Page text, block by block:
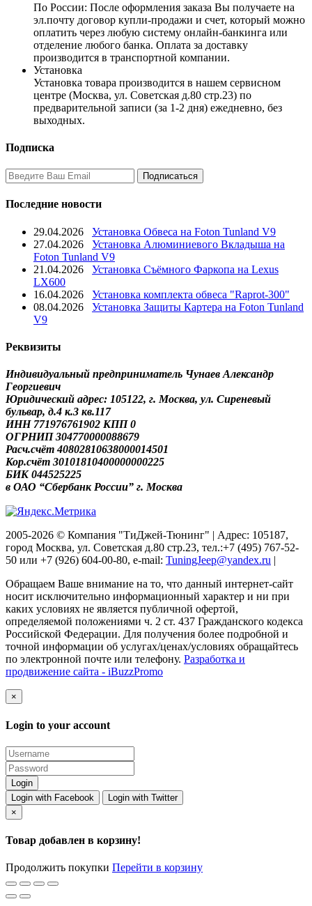
По России: После оформления заказа Вы получаете на
эл.почту договор купли-продажи и счет, который можно
оплатить через любую систему онлайн-банкинга или
отделение любого банка. Оплата за доставку
производится в транспортной компании.
Установка
Установка товара производится в нашем сервисном
центре (Москва, ул. Советская д.80 стр.23) по
предварительной записи (за 1-2 дня) ежедневно, без
выходных.
Подписка
Последние новости
29.04.2026
Установка Обвеса на Foton Tunland V9
27.04.2026
Установка Алюминиевого Вкладыша на
Foton Tunland V9
21.04.2026
Установка Съёмного Фаркопа на Lexus
LX600
16.04.2026
Установка комплекта обвеса "Raprot-300"
08.04.2026
Установка Защиты Картера на Foton Tunland
V9
Реквизиты
Индивидуальный предприниматель Чунаев Александр
Георгиевич
Юридический адрес: 105122, г. Москва, ул. Сиреневый
бульвар, д.4 к.3 кв.117
ИНН 771976761902 КПП 0
ОГРНИП 304770000088679
Расч.счёт 40802810638000014501
Кор.счёт 30101810400000000225
БИК 044525225
в ОАО “Сбербанк России” г. Москва
2005-2026 © Компания "ТиДжей-Тюнинг" | Адрес: 105187,
город Москва, ул. Советская д.80 стр.23, тел.:+7 (495) 767-52-
50 или +7 (926) 604-00-80, e-mail: TuningJeep@yandex.ru |
Обращаем Ваше внимание на то, что данный интернет-сайт
носит исключительно информационный характер и ни при
каких условиях не является публичной офертой,
определяемой положениями ч. 2 ст. 437 Гражданского кодекса
Российской Федерации. Для получения более подробной и
точной информации об услугах/ценах/условиях обращайтесь
по электронной почте или телефону. Разработка и
продвижение сайта - iBuzzPromo
×
Login to your account
Login with Facebook
Login with Twitter
×
Товар добавлен в корзину!
Продолжить покупки Перейти в корзину